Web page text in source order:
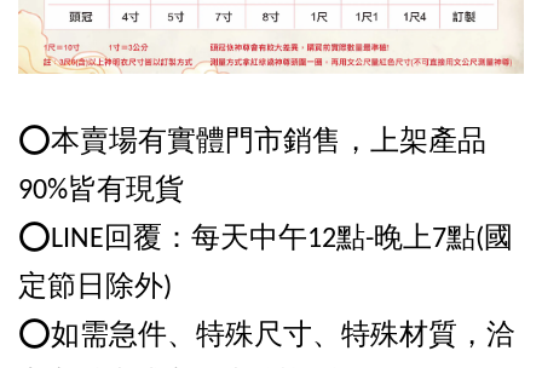
⭕️本賣場有實體門市銷售，上架產品
90%皆有現貨
⭕️LINE回覆：每天中午12點-晚上7點(國
定節日除外)
⭕️如需急件、特殊尺寸、特殊材質，洽